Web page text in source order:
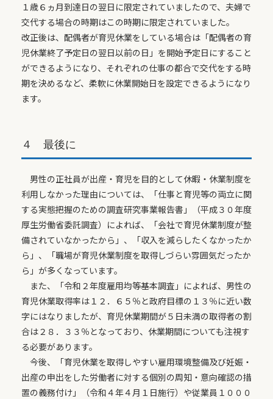
１歳６ヵ月到達日の翌日に限定されていましたので、夫婦で
交代する場合の時期はこの時期に限定されていました。
改正後は、配偶者が育児休業をしている場合は「配偶者の育
児休業終了予定日の翌日以前の日」を開始予定日にすること
ができるようになり、それぞれの仕事の都合で交代をする時
期を決めるなど、柔軟に休業開始日を設定できるようになり
ます。
４ 最後に
男性の正社員が出産・育児を目的として休暇・休業制度を
利用しなかった理由については、「仕事と育児等の両立に関
する実態把握のための調査研究事業報告書」（平成３０年度
厚生労働省委託調査）によれば、「会社で育児休業制度が整
備されていなかったから」、「収入を減らしたくなかったか
ら」、「職場が育児休業制度を取得しづらい雰囲気だったか
ら」が多くなっています。
また、「令和２年度雇用均等基本調査」によれば、男性の
育児休業取得率は１２．６５％と政府目標の１３％に近い数
字にはなりましたが、育児休業期間が５日未満の取得者の割
合は２８．３３％となっており、休業期間についても注視す
る必要があります。
今後、「育児休業を取得しやすい雇用環境整備及び妊娠・
出産の申出をした労働者に対する個別の周知・意向確認の措
置の義務付け」（令和４年４月１日施行）や従業員１０００